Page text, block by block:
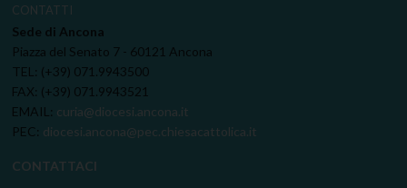
CONTATTI
Sede di Ancona
Piazza del Senato 7 - 60121 Ancona
TEL: (+39) 071.9943500
FAX: (+39) 071.9943521
EMAIL: curia@diocesi.ancona.it
PEC: diocesi.ancona@pec.chiesacattolica.it
CONTATTACI